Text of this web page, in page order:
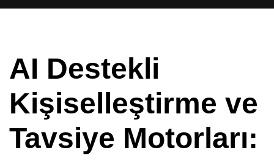
AI Destekli
Kişiselleştirme ve
Tavsiye Motorları: